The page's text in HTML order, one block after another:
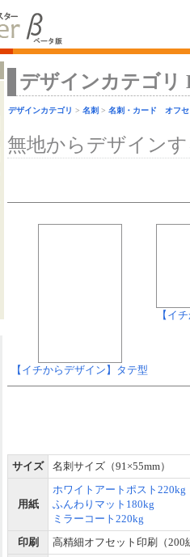
デザインカテゴリ
デザインカテゴリ > 名刺 > 名刺・カード オフセ
無地からデザイン
【イチからデザイン】タテ型
【イ
サイズ 名刺サイズ（91×55mm）
用紙
ホワイトアートポスト220kg
ふんわりマット180kg
ミラーコート220kg
印刷
高精細オフセット印刷（200